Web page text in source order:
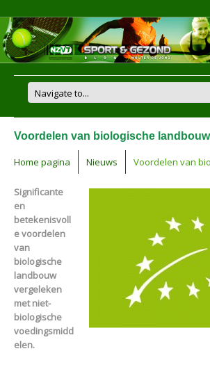
Voordelen van biologische landbouw
Home pagina Nieuws Voordelen van
Significante
en
betekenisvoll
e voordelen
van
biologische
landbouw
vergeleken
met niet-
biologische
voedingsmidd
elen.